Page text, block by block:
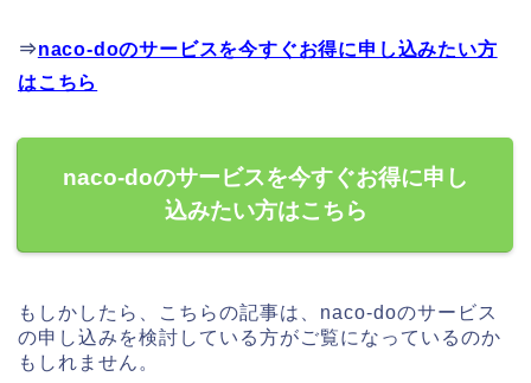
⇒naco-doのサービスを今すぐお得に申し込みたい方
はこちら
naco-doのサービスを今すぐお得に申し
込みたい方はこちら
もしかしたら、こちらの記事は、naco-doのサービス
の申し込みを検討している方がご覧になっているのか
もしれません。